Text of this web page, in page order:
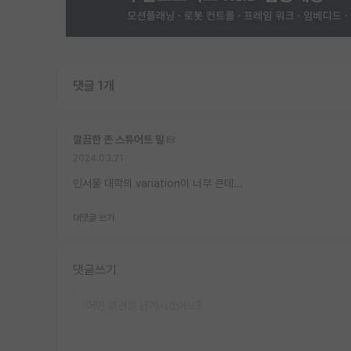
댓글 1개
깔끔한 존 스튜어트 밀
인서울 대학의 variation이 너무 큰데...
대댓글 쓰기
댓글쓰기